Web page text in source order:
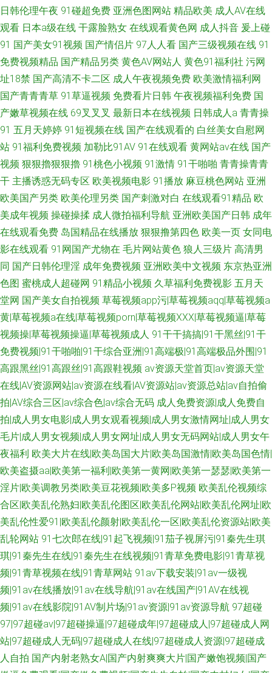
日韩伦理午夜 91碰超免费 亚洲色图网站 精品欧美 成人AV在线
观看 日本a级在线 干露脸熟女 在线观看黄色网 成人抖音 爰上碰
91 国产美女91视频 国产情侣片 97人人看 国产三级视频在线 91
免费视频精品 国产精品另类 黄色AV网站人 黄色91福利社 污网
址18禁 国产高清不卡二区 成人午夜视频免费 欧美激情福利网
国产青青青草 91草逼视频 免费看片日韩 午夜视频福利免费 国
产嫩草视频在线 69叉叉叉 最新日本在线视频 日韩成人a 青青操
91 五月天婷婷 91短视频在线 国产在线观看的 白丝美女自慰网
站 91福利免费视频 加勒比91AV 91在线观看 黄网站av在线 国产
视频 狠狠擼狠狠擼 91桃色小视频 91激情 91干啪啪 青青操青青
干 主播诱惑无码专区 欧美视频电影 91播放 麻豆桃色网站 亚洲
欧美国产另类 欧美伦理另类 国产刺激对白 在线观看91精品 欧
美成年视频 操碰操揉 成人微拍福利导航 亚洲欧美国产日韩 成年
在线观看免费 岛国精品在线播放 狠狠撸第四色 欧美一页 女同电
影在线观看 91网国产尤物在 毛片网站黄色 狼人三级片 高清男
同 国产日韩伦理淫 成年免费视频 亚洲欧美中文视频 东京热亚洲
色图 蜜桃成人超碰网 91精品小视频 久草福利免费视影 五月天
堂网 国产美女自拍视频 草莓视频app污|草莓视频aqq|草莓视频a
黄|草莓视频a在线|草莓视频porn|草莓视频XXX|草莓视频逼|草莓
视频操|草莓视频操逼|草莓视频成人 91干干搞搞|91干黑丝|91干
免费视频|91干啪啪|91干综合亚洲|91高端极|91高端极品外围|91
高跟黑丝|91高跟丝|91高跟鞋视频 av资源天堂首页|av资源天堂
在线|AV资源网站|av资源在线看|AV资源站|av资源总站|av自拍偷
拍|AV综合三区|av综合色|av综合无码 成人免费资源|成人免费自
拍|成人男女电影|成人男女观看视频|成人男女激情网址|成人男女
毛片|成人男女视频|成人男女网址|成人男女无码网站|成人男女午
夜福利 欧美大片在线|欧美岛国大片|欧美岛国激情|欧美岛国色情|
欧美盗摄aa|欧美第一福利|欧美第一黄网|欧美第一瑟瑟|欧美第一
淫片|欧美调教另类|欧美豆花视频|欧美多P视频 欧美乱伦视频综
合区|欧美乱伦熟妇|欧美乱伦图区|欧美乱伦网站|欧美乱伦网址|欧
美乱伦性爱91|欧美乱伦颜射|欧美乱伦一区|欧美乱伦资源站|欧美
乱轮网站 91七次郎在线|91起飞视频|91茄子视屏污|91秦先生琪
琪|91秦先生在线|91秦先生在线视频|91青草免费电影|91青草视
频|91青草视频在线|91青草网站 91av下载安装|91av一级视
频|91av在线播放|91av在线导航|91av在线国产|91AV在线视
频|91av在线影院|91AV制片场|91av资源|91av资源导航 97超碰
97|97超碰av|97超碰操逼|97超碰成年|97超碰成人|97超碰成人网
站|97超碰成人无码|97超碰成人在线|97超碰成人资源|97超碰成
人自拍 国产内射老熟女A|国产内射爽爽大片|国产嫩饱视频|国产